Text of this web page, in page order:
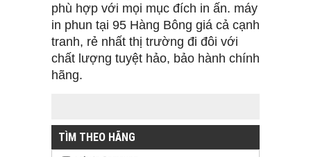
phù hợp với mọi mục đích in ấn. máy
in phun tại 95 Hàng Bông giá cả cạnh
tranh, rẻ nhất thị trường đi đôi với
chất lượng tuyệt hảo, bảo hành chính
hãng.
TÌM THEO HÃNG